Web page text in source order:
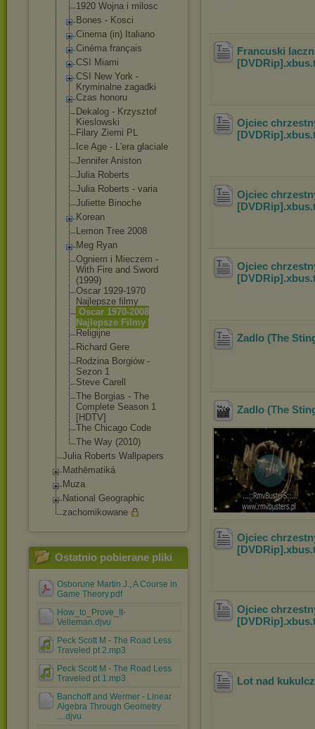
1920 Wojna i milosc
Bones - Kosci
Cinema (in) Italiano
Cinéma français
CSI Miami
CSI New York -
Kryminalne zagadki
Czas honoru
Dekalog - Krzysztof
Kieslowski
Filary Ziemi PL
Ice Age - L'era glaciale
Jennifer Aniston
Julia Roberts
Julia Roberts - varia
Juliette Binoche
Korean
Lemon Tree 2008
Meg Ryan
Ogniem i Mieczem -
With Fire and Sword
(1999)
Oscar 1929-1970
Najlepsze filmy
Oscar 1970-2008
Najlepsze Filmy
Religijne
Richard Gere
Rodzina Borgiów -
Sezon 1
Steve Carell
The Borgias - The
Complete Season 1
[HDTV]
The Chicago Code
The Way (2010)
Julia Roberts Wallpapers
Mathēmatiká
Muza
National Geographic
zachomikowane
Ostatnio pobierane pliki
Osborune Martin J., A Course in
Game Theory.pdf
How_to_Prove_It-
Velleman.djvu
Peck Scott M - The Road Less
Traveled pt 2.mp3
Peck Scott M - The Road Less
Traveled pt 1.mp3
Banchoff and Wermer - Linear
Algebra Through Geometry
....djvu
Francuski
[DVDRip].xbus
Ojciec
[DVDRip].xbus
Ojciec
[DVDRip].xbus
Ojciec
[DVDRip].xbus
Zadlo (The
Zadlo (The
Ojciec
[DVDRip].xbus
Ojciec
[DVDRip].xbus
Lot nad